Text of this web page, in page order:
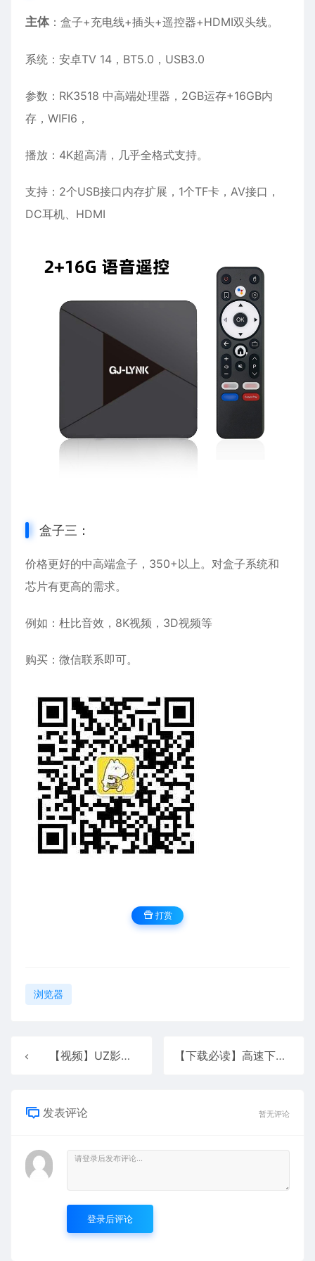
主体：盒子+充电线+插头+遥控器+HDMI双头线。
系统：安卓TV 14，BT5.0，USB3.0
参数：RK3518 中高端处理器，2GB运存+16GB内
存，WIFI6，
播放：4K超高清，几乎全格式支持。
支持：2个USB接口内存扩展，1个TF卡，AV接口，
DC耳机、HDMI
盒子三：
价格更好的中高端盒子，350+以上。对盒子系统和
芯片有更高的需求。
例如：杜比音效，8K视频，3D视频等
购买：微信联系即可。
打赏
浏览器
【视频】UZ影视 1.6.43 【下载必读】高速下载文件
发表评论 暂无评论
登录后评论